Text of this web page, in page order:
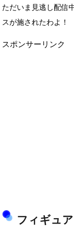
ただいま見逃し配信
スが施されたわよ！
スポンサーリンク
フィギュ